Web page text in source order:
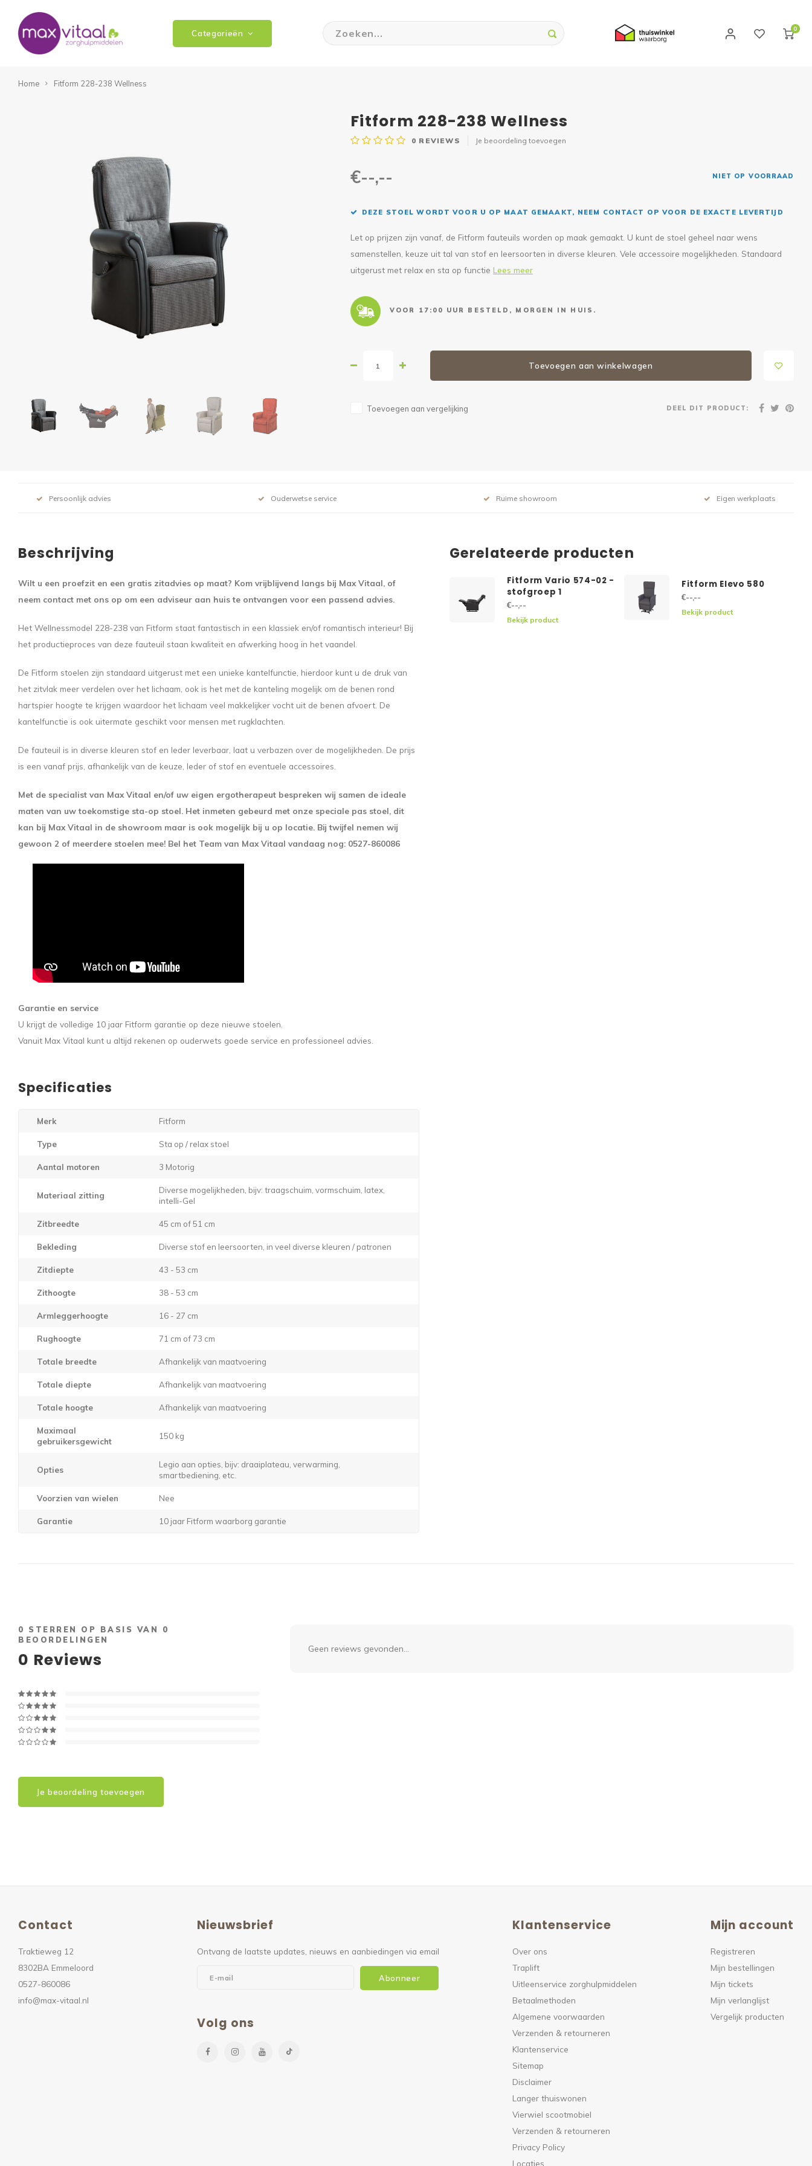
Categorieën 0
Home Fitform 228-238 Wellness
Fitform 228-238 Wellness
0 REVIEWS Je beoordeling toevoegen
€--,-- NIET OP VOORRAAD
DEZE STOEL WORDT VOOR U OP MAAT GEMAAKT, NEEM CONTACT OP VOOR DE EXACTE LEVERTIJD
Let op prijzen zijn vanaf, de Fitform fauteuils worden op maak gemaakt. U kunt de stoel geheel naar wens
samenstellen, keuze uit tal van stof en leersoorten in diverse kleuren. Vele accessoire mogelijkheden. Standaard
uitgerust met relax en sta op functie Lees meer
VOOR 17:00 UUR BESTELD, MORGEN IN HUIS.
Toevoegen aan winkelwagen
Toevoegen aan vergelijking DEEL DIT PRODUCT:
Persoonlijk advies Ouderwetse service Ruime showroom Eigen werkplaats
Beschrijving
Wilt u een proefzit en een gratis zitadvies op maat? Kom vrijblijvend langs bij Max Vitaal, of
neem contact met ons op om een adviseur aan huis te ontvangen voor een passend advies.
Het Wellnessmodel 228-238 van Fitform staat fantastisch in een klassiek en/of romantisch interieur! Bij
het productieproces van deze fauteuil staan kwaliteit en afwerking hoog in het vaandel.
De Fitform stoelen zijn standaard uitgerust met een unieke kantelfunctie, hierdoor kunt u de druk van
het zitvlak meer verdelen over het lichaam, ook is het met de kanteling mogelijk om de benen rond
hartspier hoogte te krijgen waardoor het lichaam veel makkelijker vocht uit de benen afvoert. De
kantelfunctie is ook uitermate geschikt voor mensen met rugklachten.
De fauteuil is in diverse kleuren stof en leder leverbaar, laat u verbazen over de mogelijkheden. De prijs
is een vanaf prijs, afhankelijk van de keuze, leder of stof en eventuele accessoires.
Met de specialist van Max Vitaal en/of uw eigen ergotherapeut bespreken wij samen de ideale
maten van uw toekomstige sta-op stoel. Het inmeten gebeurd met onze speciale pas stoel, dit
kan bij Max Vitaal in de showroom maar is ook mogelijk bij u op locatie. Bij twijfel nemen wij
gewoon 2 of meerdere stoelen mee! Bel het Team van Max Vitaal vandaag nog: 0527-860086
Garantie en service
U krijgt de volledige 10 jaar Fitform garantie op deze nieuwe stoelen.
Vanuit Max Vitaal kunt u altijd rekenen op ouderwets goede service en professioneel advies.
Specificaties
Merk Fitform
Type Sta op / relax stoel
Aantal motoren 3 Motorig
Materiaal zitting
Diverse mogelijkheden, bijv: traagschuim, vormschuim, latex,
intelli-Gel
Zitbreedte 45 cm of 51 cm
Bekleding Diverse stof en leersoorten, in veel diverse kleuren / patronen
Zitdiepte 43 - 53 cm
Zithoogte 38 - 53 cm
Armleggerhoogte 16 - 27 cm
Rughoogte 71 cm of 73 cm
Totale breedte Afhankelijk van maatvoering
Totale diepte Afhankelijk van maatvoering
Totale hoogte Afhankelijk van maatvoering
Maximaal
gebruikersgewicht
150 kg
Opties
Legio aan opties, bijv: draaiplateau, verwarming,
smartbediening, etc.
Voorzien van wielen Nee
Garantie 10 jaar Fitform waarborg garantie
Gerelateerde producten
Fitform Vario 574-02 -
stofgroep 1
€--,--
Bekijk product
Fitform Elevo 580
€--,--
Bekijk product
0 STERREN OP BASIS VAN 0
BEOORDELINGEN
0 Reviews
Je beoordeling toevoegen
Geen reviews gevonden...
Contact
Traktieweg 12
8302BA Emmeloord
0527-860086
info@max-vitaal.nl
Nieuwsbrief
Ontvang de laatste updates, nieuws en aanbiedingen via email
Abonneer
Volg ons
Klantenservice
Over ons
Traplift
Uitleenservice zorghulpmiddelen
Betaalmethoden
Algemene voorwaarden
Verzenden & retourneren
Klantenservice
Sitemap
Disclaimer
Langer thuiswonen
Vierwiel scootmobiel
Verzenden & retourneren
Privacy Policy
Locaties
Mijn account
Registreren
Mijn bestellingen
Mijn tickets
Mijn verlanglijst
Vergelijk producten